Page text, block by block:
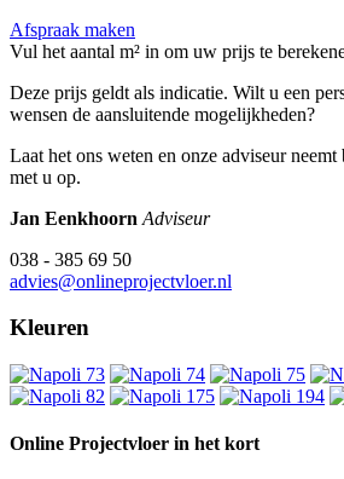
Afspraak maken
Vul het aantal m² in om uw prijs te
Deze prijs geldt als indicatie. Wilt u een
wensen de aansluitende mogelijkheden?
Laat het ons weten en onze adviseur
met u op.
Jan Eenkhoorn Adviseur
038 - 385 69 50
advies@onlineprojectvloer.nl
Kleuren
Online Projectvloer in het kort